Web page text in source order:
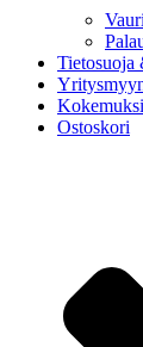
Tietosuoja
Ostoskori